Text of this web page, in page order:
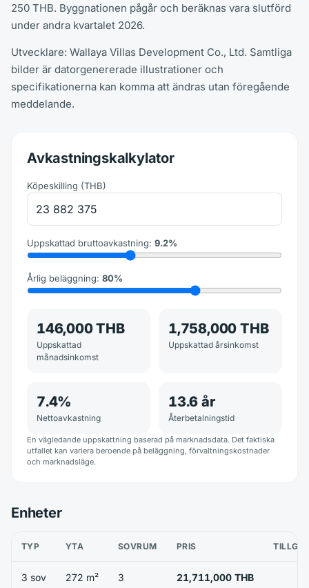
250 THB. Byggnationen pågår och beräknas vara slutförd
under andra kvartalet 2026.
Utvecklare: Wallaya Villas Development Co., Ltd. Samtliga
bilder är datorgenererade illustrationer och
specifikationerna kan komma att ändras utan föregående
meddelande.
Avkastningskalkylator
Köpeskilling (THB)
Uppskattad bruttoavkastning: 9.2%
Årlig beläggning: 80%
146,000 THB
Uppskattad
månadsinkomst
1,758,000 THB
Uppskattad årsinkomst
7.4%
Nettoavkastning
13.6 år
Återbetalningstid
En vägledande uppskattning baserad på marknadsdata. Det faktiska
utfallet kan variera beroende på beläggning, förvaltningskostnader
och marknadsläge.
Enheter
TYP YTA SOVRUM PRIS
3 sov 272 m² 3 21,711,000 THB